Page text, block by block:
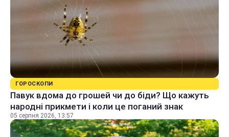
ГОРОСКОПИ
Павук вдома до грошей чи до біди? Що кажуть
народні прикмети і коли це поганий знак
05 серпня 2026, 13:57